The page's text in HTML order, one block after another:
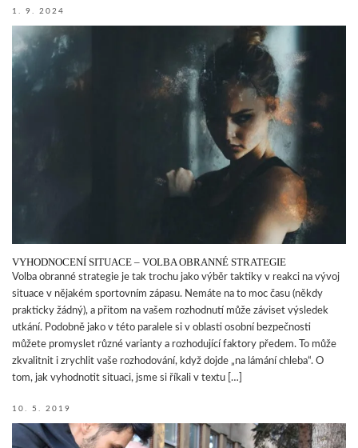
1. 9. 2024
VYHODNOCENÍ SITUACE – VOLBA OBRANNÉ STRATEGIE
Volba obranné strategie je tak trochu jako výběr taktiky v reakci na vývoj
situace v nějakém sportovním zápasu. Nemáte na to moc času (někdy
prakticky žádný), a přitom na vašem rozhodnutí může záviset výsledek
utkání. Podobně jako v této paralele si v oblasti osobní bezpečnosti
můžete promyslet různé varianty a rozhodující faktory předem. To může
zkvalitnit i zrychlit vaše rozhodování, když dojde „na lámání chleba“. O
tom, jak vyhodnotit situaci, jsme si říkali v textu […]
10. 5. 2019